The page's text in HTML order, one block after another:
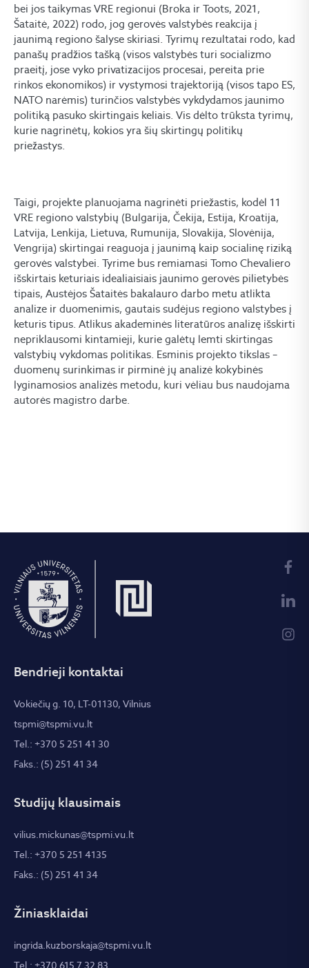
bei jos taikymas VRE regionui (Broka ir Toots, 2021,
Šataitė, 2022) rodo, jog gerovės valstybės reakcija į
jaunimą regiono šalyse skiriasi. Tyrimų rezultatai rodo, kad
panašų pradžios tašką (visos valstybės turi socializmo
praeitį, jose vyko privatizacijos procesai, pereita prie
rinkos ekonomikos) ir vystymosi trajektoriją (visos tapo ES,
NATO narėmis) turinčios valstybės vykdydamos jaunimo
politiką pasuko skirtingais keliais. Vis dėlto trūksta tyrimų,
kurie nagrinėtų, kokios yra šių skirtingų politikų
priežastys.
Taigi, projekte planuojama nagrinėti priežastis, kodėl 11
VRE regiono valstybių (Bulgarija, Čekija, Estija, Kroatija,
Latvija, Lenkija, Lietuva, Rumunija, Slovakija, Slovėnija,
Vengrija) skirtingai reaguoja į jaunimą kaip socialinę riziką
gerovės valstybei. Tyrime bus remiamasi Tomo Chevaliero
išskirtais keturiais idealiaisiais jaunimo gerovės pilietybės
tipais, Austėjos Šataitės bakalauro darbo metu atlikta
analize ir duomenimis, gautais sudėjus regiono valstybes į
keturis tipus. Atlikus akademinės literatūros analizę išskirti
nepriklausomi kintamieji, kurie galėtų lemti skirtingas
valstybių vykdomas politikas. Esminis projekto tikslas –
duomenų surinkimas ir pirminė jų analizė kokybinės
lyginamosios analizės metodu, kuri vėliau bus naudojama
autorės magistro darbe.
Bendrieji kontaktai
Vokiečių g. 10, LT-01130, Vilnius
tspmi@tspmi.vu.lt
Tel.: +370 5 251 41 30
Faks.: (5) 251 41 34
Studijų klausimais
vilius.mickunas@tspmi.vu.lt
Tel.: +370 5 251 4135
Faks.: (5) 251 41 34
Žiniasklaidai
ingrida.kuzborskaja@tspmi.vu.lt
Tel.: +370 615 7 32 83